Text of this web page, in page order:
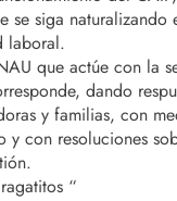
se siga naturalizando
laboral.
que actúe con la
dando
y familias, con
y con resoluciones
“